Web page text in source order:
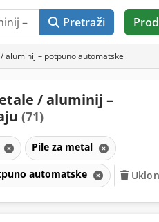
Pretraži
aluminij – potpuno automatske
/ aluminij –
(71)
Pile za metal
automatske